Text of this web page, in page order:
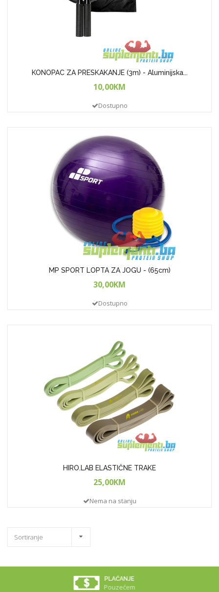
KONOPAC ZA PRESKAKANJE (3m) - Aluminijska...
10,00KM
Dostupno
MP SPORT LOPTA ZA JOGU - (65cm)
30,00KM
Dostupno
HIRO.LAB ELASTIČNE TRAKE
25,00KM
Nema na stanju
Sortiranje
LOJALNOST
Dodatni Popust